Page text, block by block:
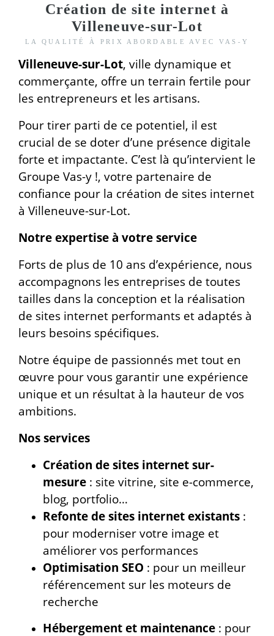
Création de site internet à
Villeneuve-sur-Lot
LA QUALITÉ À PRIX ABORDABLE AVEC VAS-Y
Villeneuve-sur-Lot, ville dynamique et
commerçante, offre un terrain fertile pour
les entrepreneurs et les artisans.
Pour tirer parti de ce potentiel, il est
crucial de se doter d’une présence digitale
forte et impactante. C’est là qu’intervient le
Groupe Vas-y !, votre partenaire de
confiance pour la création de sites internet
à Villeneuve-sur-Lot.
Notre expertise à votre service
Forts de plus de 10 ans d’expérience, nous
accompagnons les entreprises de toutes
tailles dans la conception et la réalisation
de sites internet performants et adaptés à
leurs besoins spécifiques.
Notre équipe de passionnés met tout en
œuvre pour vous garantir une expérience
unique et un résultat à la hauteur de vos
ambitions.
Nos services
Création de sites internet sur-
mesure : site vitrine, site e-commerce,
blog, portfolio…
Refonte de sites internet existants :
pour moderniser votre image et
améliorer vos performances
Optimisation SEO : pour un meilleur
référencement sur les moteurs de
recherche
Hébergement et maintenance : pour